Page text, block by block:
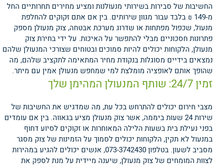
החשיבות של סבירות בשירותי מנעולנות ומציע מחירים תחרותיים החל
מ-149 ₪ בלבד עבור מגוון שירותים. בין אם אתם זקוקים להחלפת
מנעול, שכפול מפתחות או שדרוג מערכת אבטחה, צוק מנעולן מספק
פתרונות חסכוניים מבלי להתפשר על האיכות. על ידי בחירת צוק
מנעולן, הלקוחות יכולים להיות סמוכים ובטוחים שצורכי המנעולן שלהם
נמצאים בידיים מסוגלות בנקודת מחיר המתאימה לתקציב שלהם, מה
שהופך אותם לאופציה מומלצת למי שמחפש מנעולן אמין עם מיתר.
זמין 24/7: שותף המנעולן המהימן שלך
מצבי חירום יכולים להתרחש בכל עת, מה שמדגיש את החשיבות של
שירות 24 שעות ביממה, אשר צוק מנעולן מציע בגאווה. בין אם עומדים
בפני נעילת בית בשעות הלילה המאוחרות או זקוקים לסיוע דחוף
במנעול לא תקין, הלקוחות יכולים לסמוך על הזמינות של צוק מסגר
מסביב לשעון. בטלפון 073-3742430, אנשים יכולים להגיע במהירות
לצוות המומחים של צוק מנעולן, שיענה מיידית על מנת לספק את